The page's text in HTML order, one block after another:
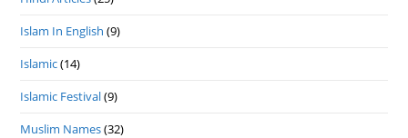
Islam In English (9)
Islamic(14)
Islamic Festival(9)
Muslim Names(32)